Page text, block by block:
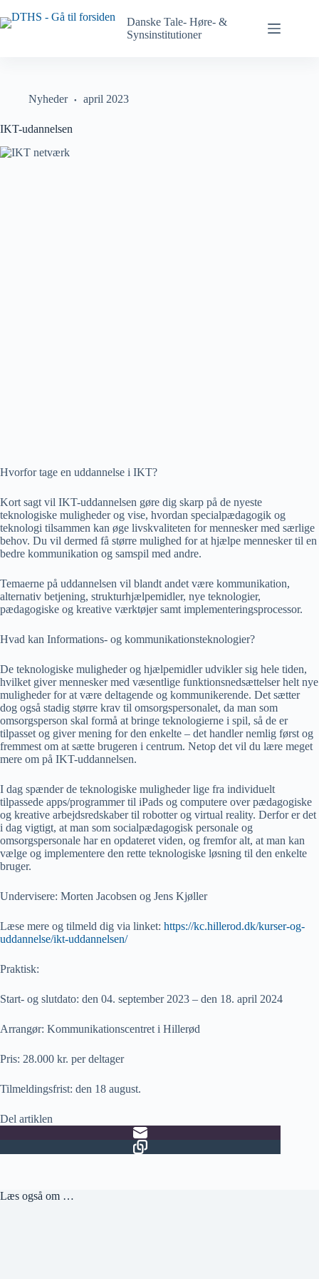
til
indhold
Danske Tale- Høre- &
Synsinstitutioner
Nyheder april 2023
IKT-udannelsen
Hvorfor tage en uddannelse i IKT?
Kort sagt vil IKT-uddannelsen gøre dig skarp på de nyeste
teknologiske muligheder og vise, hvordan specialpædagogik og
teknologi tilsammen kan øge livskvaliteten for mennesker med særlige
behov. Du vil dermed få større mulighed for at hjælpe mennesker til en
bedre kommunikation og samspil med andre.
Temaerne på uddannelsen vil blandt andet være kommunikation,
alternativ betjening, strukturhjælpemidler, nye teknologier,
pædagogiske og kreative værktøjer samt implementeringsprocessor.
Hvad kan Informations- og kommunikationsteknologier?
De teknologiske muligheder og hjælpemidler udvikler sig hele tiden,
hvilket giver mennesker med væsentlige funktionsnedsættelser helt nye
muligheder for at være deltagende og kommunikerende. Det sætter
dog også stadig større krav til omsorgspersonalet, da man som
omsorgsperson skal formå at bringe teknologierne i spil, så de er
tilpasset og giver mening for den enkelte – det handler nemlig først og
fremmest om at sætte brugeren i centrum. Netop det vil du lære meget
mere om på IKT-uddannelsen.
I dag spænder de teknologiske muligheder lige fra individuelt
tilpassede apps/programmer til iPads og computere over pædagogiske
og kreative arbejdsredskaber til robotter og virtual reality. Derfor er det
i dag vigtigt, at man som socialpædagogisk personale og
omsorgspersonale har en opdateret viden, og fremfor alt, at man kan
vælge og implementere den rette teknologiske løsning til den enkelte
bruger.
Undervisere: Morten Jacobsen og Jens Kjøller
Læse mere og tilmeld dig via linket: https://kc.hillerod.dk/kurser-og-
uddannelse/ikt-uddannelsen/
Praktisk:
Start- og slutdato: den 04. september 2023 – den 18. april 2024
Arrangør: Kommunikationscentret i Hillerød
Pris: 28.000 kr. per deltager
Tilmeldingsfrist: den 18 august.
Del artiklen
Læs også om …